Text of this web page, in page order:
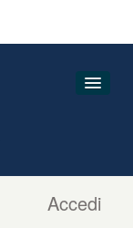
Accedi